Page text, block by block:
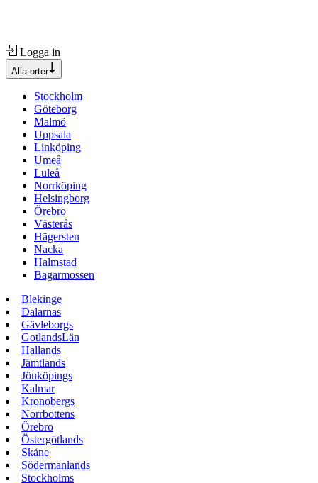
Logga in
Alla orter
Stockholm
Göteborg
Malmö
Uppsala
Linköping
Umeå
Luleå
Norrköping
Helsingborg
Örebro
Västerås
Hägersten
Nacka
Halmstad
Bagarmossen
Blekinge
Dalarnas
Gävleborgs
GotlandsLän
Hallands
Jämtlands
Jönköpings
Kalmar
Kronobergs
Norrbottens
Örebro
Östergötlands
Skåne
Södermanlands
Stockholms